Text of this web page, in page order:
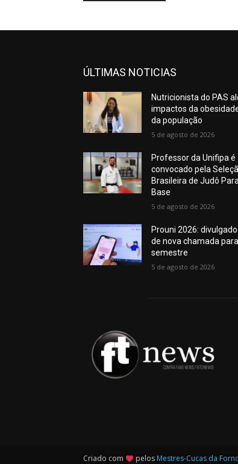
ÚLTIMAS NOTICIAS
Nutricionista do PAS
impactos da
da população
5 de agosto de 2026
Professor da Unifipa é
convocado pela
Brasileira de Judô
Base
5 de agosto de 2026
Prouni 2026:
de nova chamada
semestre
5 de agosto de 2026
Criado com pelos Mestres-Cucas da